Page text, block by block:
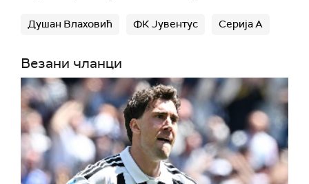
Душан Влаховић ФК Јувентус Серија А
Везани чланци